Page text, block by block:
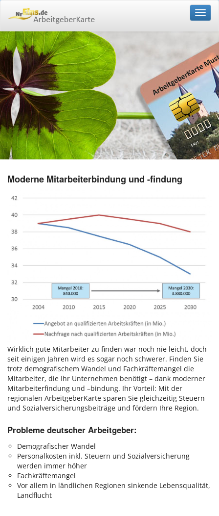
Moderne Mitarbeiterbindung und -findung
Wirklich gute Mitarbeiter zu finden war noch nie leicht, doch
seit einigen Jahren wird es sogar noch schwerer. Finden Sie
trotz demografischem Wandel und Fachkräftemangel die
Mitarbeiter, die Ihr Unternehmen benötigt – dank moderner
Mitarbeiterfindung und –bindung. Ihr Vorteil: Mit der
regionalen ArbeitgeberKarte sparen Sie gleichzeitig Steuern
und Sozialversicherungsbeiträge und fördern Ihre Region.​
Probleme deutscher Arbeitgeber:
Demografischer Wandel
Personalkosten inkl. Steuern und Sozialversicherung
werden immer höher
Fachkräftemangel
Vor allem in ländlichen Regionen sinkende Lebensqualität,
Landflucht